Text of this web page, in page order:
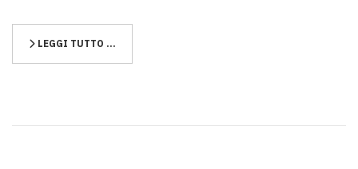
LEGGI TUTTO …